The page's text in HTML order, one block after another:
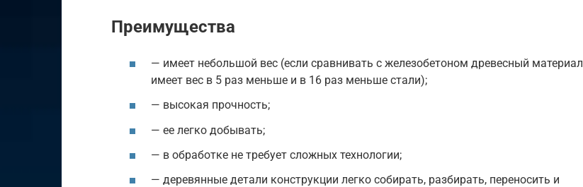
Преимущества
— имеет небольшой вес (если сравнивать с железобетоном древесный материал
имеет вес в 5 раз меньше и в 16 раз меньше стали);
— высокая прочность;
— ее легко добывать;
— в обработке не требует сложных технологии;
— деревянные детали конструкции легко собирать, разбирать, переносить и